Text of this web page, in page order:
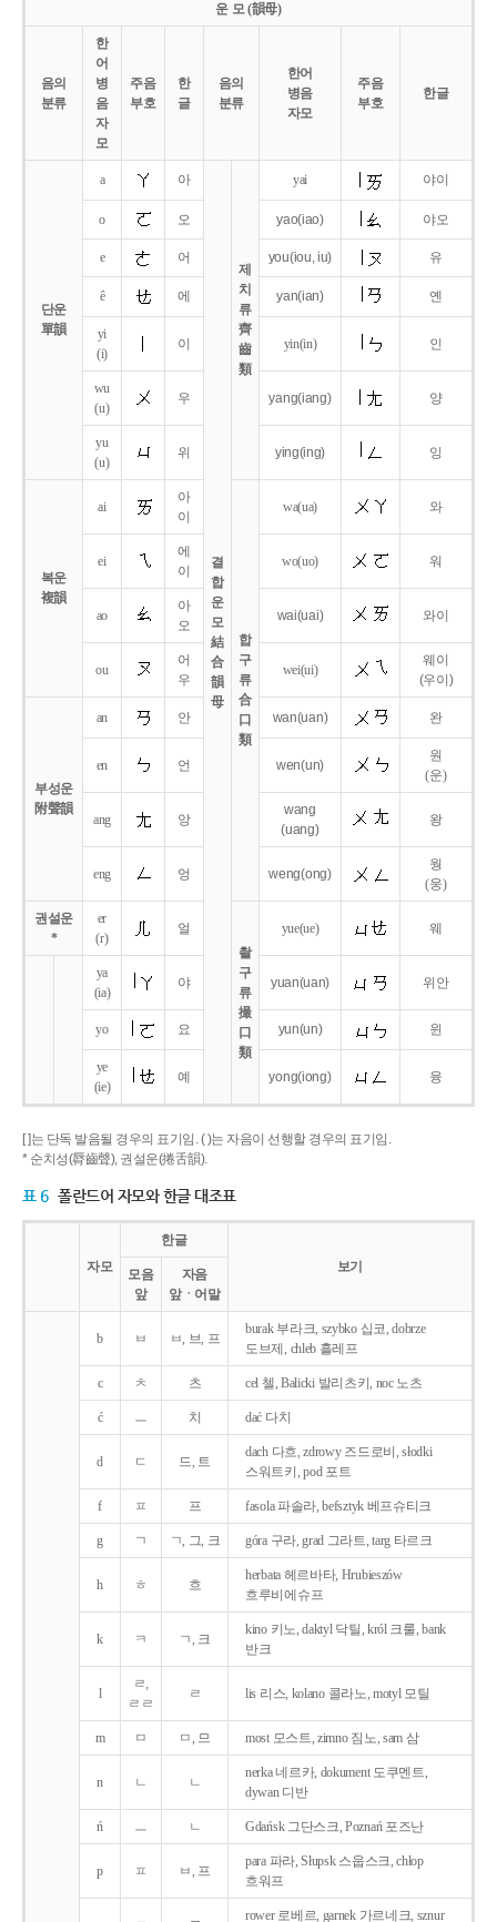
운 모 (韻母)
음의
분류
한
어
병
음
자
모
주음
부호
한
글
음의
분류
한어
병음
자모
주음
부호
한글
단운
單韻
a 아
결
합
운
모
結
合
韻
母
제
치
류
齊
齒
類
yai 야이
o 오 yao(iao) 야오
e 어 you(iou,iu) 유
ê 에 yan(ian) 옌
yi
(i)
이 yin(in) 인
wu
(u)
우 yang(iang) 양
yu
(u)
위 ying(ing) 잉
복운
複韻
ai
아
이
합
구
류
合
口
類
wa(ua) 와
ei
에
이
wo(uo) 워
ao
아
오
wai(uai) 와이
ou
어
우
wei(ui)
웨이
(우이)
부성운
附聲韻
an 안 wan(uan) 완
en 언 wen(un)
원
(운)
ang 앙
wang
(uang)
왕
eng 엉 weng(ong)
웡
(웅)
권설운
*
er
(r)
얼
촬
구
류
撮
口
類
yue(ue) 웨
ya
(ia)
야 yuan(uan) 위안
yo 요 yun(un) 윈
ye
(ie)
예 yong(iong) 융
[ ]는 단독 발음될 경우의 표기임. ( )는 자음이 선행할 경우의 표기임.
* 순치성(脣齒聲), 권설운(捲舌韻).
표 6 폴란드어 자모와 한글 대조표
자모
한글
보기
모음
앞
자음
앞ㆍ어말
b ㅂ ㅂ, 브, 프
burak 부라크, szybko 십코, dobrze
도브제, chleb 흘레프
c ㅊ 츠 cel 첼, Balicki 발리츠키, noc 노츠
ć ㅡ 치 dać 다치
d ㄷ 드, 트
dach 다흐, zdrowy 즈드로비, słodki
스워트키, pod 포트
f ㅍ 프 fasola 파솔라, befsztyk 베프슈티크
g ㄱ ㄱ, 그, 크 góra 구라, grad 그라트, targ 타르크
h ㅎ 흐
herbata 헤르바타, Hrubieszów
흐루비에슈프
k ㅋ ㄱ, 크
kino 키노, daktyl 닥틸, król 크룰, bank
반크
l
ㄹ,
ㄹㄹ
ㄹ lis 리스, kolano 콜라노, motyl 모틸
m ㅁ ㅁ, 므 most 모스트, zimno 짐노, sam 삼
n ㄴ ㄴ
nerka 네르카, dokument 도쿠멘트,
dywan 디반
ń ㅡ ㄴ Gdańsk 그단스크, Poznań 포즈난
p ㅍ ㅂ, 프
para 파라, Słupsk 스웁스크, chłop
흐워프
rower 로베르, garnek 가르네크, sznur